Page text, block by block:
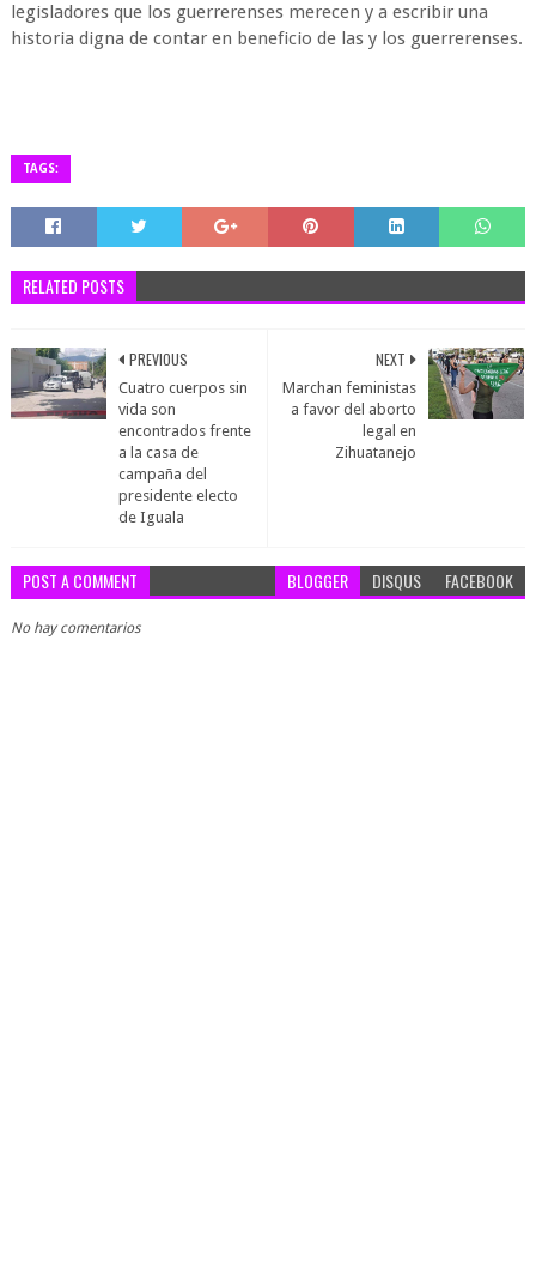
legisladores que los guerrerenses merecen y a escribir una
historia digna de contar en beneficio de las y los guerrerenses.
TAGS:
RELATED POSTS
NEXT
Marchan feministas
a favor del aborto
legal en
Zihuatanejo
PREVIOUS
Cuatro cuerpos sin
vida son
encontrados frente
a la casa de
campaña del
presidente electo
de Iguala
POST A COMMENT BLOGGER DISQUS FACEBOOK
No hay comentarios